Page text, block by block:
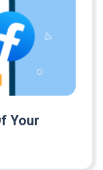
Your